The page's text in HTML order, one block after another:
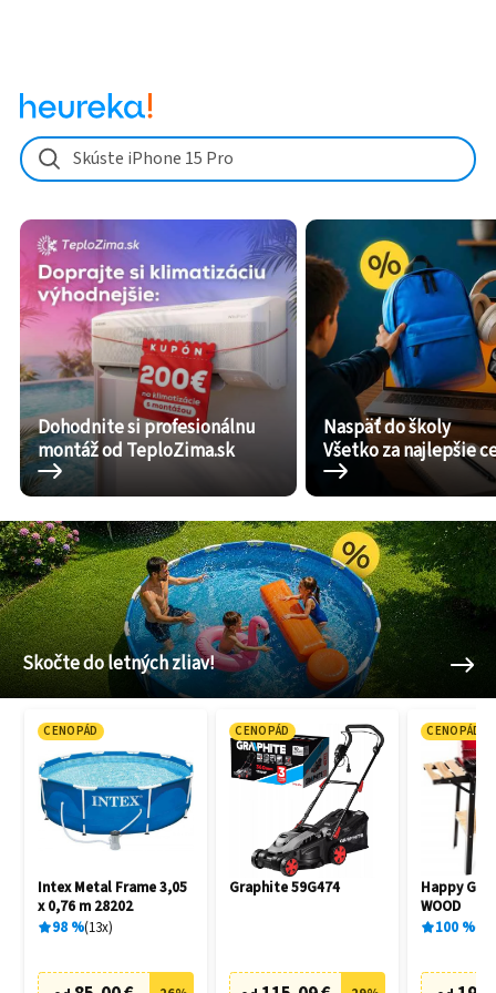
Skúste iPhone 15 Pro
Dohodnite si profesionálnu
montáž od TeploZima.sk
Naspäť do školy
Všetko za najlepšie
Skočte do letných zliav!
CENOPÁD
Intex Metal Frame 3,05
x 0,76 m 28202
98% 13x
CENOPÁD
Graphite 59G474
CENOPÁD
Happy
WOOD
100%